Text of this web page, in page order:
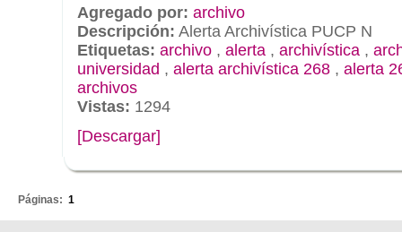
Agregado por: archivo
Descripción: Alerta Archivística PUCP N
Etiquetas: archivo , alerta , archivística ,
universidad , alerta archivística 268 , alerta
archivos
Vistas: 1294
[Descargar]
Páginas: 1